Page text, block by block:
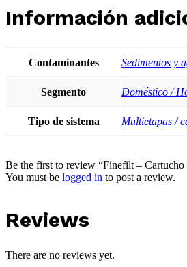
Información
Contaminantes Sedimentos y
Segmento Doméstico /
Tipo de sistema Multietapas /
Be the first to review “Finefilt – Cartucho
You must be logged in to post a review.
Reviews
There are no reviews yet.